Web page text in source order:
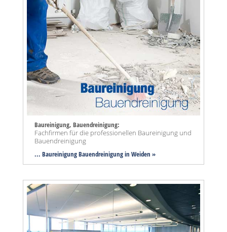
Baureinigung, Bauendreinigung:
Fachfirmen für die professionellen Baureinigung und
Bauendreinigung
... Baureinigung Bauendreinigung in Weiden »